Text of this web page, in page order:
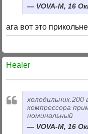
VOVA-M, 16
ага вот это
Healer
компрессора
номинальный
VOVA-M, 16